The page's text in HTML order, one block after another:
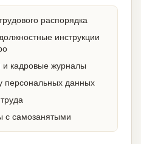
распорядка
инструкции
и кадровые журналы
персональных данных
с самозанятыми